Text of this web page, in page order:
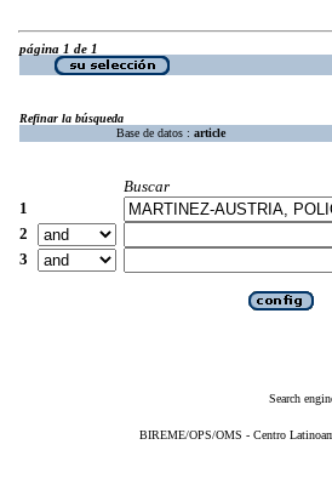
página 1 de 1
Refinar la búsqueda
Base de datos : article
Buscar
1
2
3
Search
BIREME/OPS/OMS - Centro